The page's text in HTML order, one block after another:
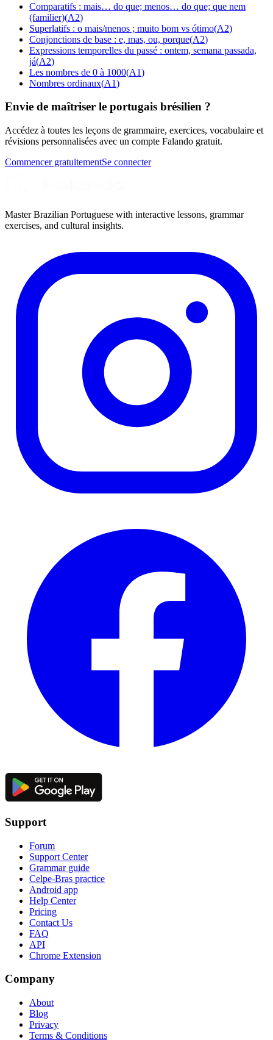
Comparatifs : mais… do que; menos… do que; que nem
(familier)(A2)
Superlatifs : o mais/menos ; muito bom vs ótimo(A2)
Conjonctions de base : e, mas, ou, porque(A2)
Expressions temporelles du passé : ontem, semana passada,
já(A2)
Les nombres de 0 à 1000(A1)
Nombres ordinaux(A1)
Envie de maîtriser le portugais brésilien ?
Accédez à toutes les leçons de grammaire, exercices, vocabulaire et
révisions personnalisées avec un compte Falando gratuit.
Commencer gratuitementSe connecter
Master Brazilian Portuguese with interactive lessons, grammar
exercises, and cultural insights.
Support
Forum
Support Center
Grammar guide
Celpe-Bras practice
Android app
Help Center
Pricing
Contact Us
FAQ
API
Chrome Extension
Company
About
Blog
Privacy
Terms & Conditions